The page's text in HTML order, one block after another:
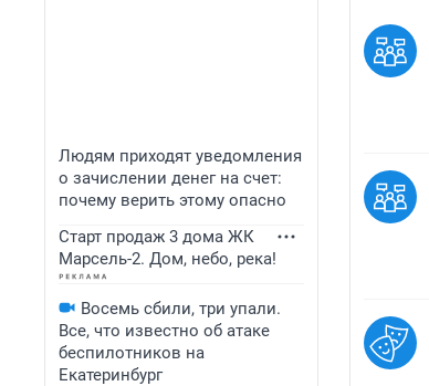
Людям приходят уведомления
о зачислении денег на счет:
почему верить этому опасно
Старт продаж 3 дома ЖК
Марсель-2. Дом, небо, река!
Восемь сбили, три упали.
Все, что известно об атаке
беспилотников на
Екатеринбург